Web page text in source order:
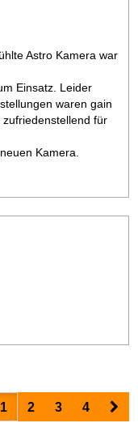
Astro Kamera war
Einsatz. Leider
waren gain
für
Kamera.
1 2 3 4